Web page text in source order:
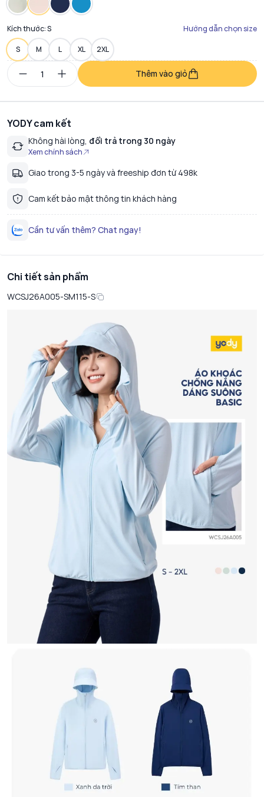
Kích thước:S Hướng dẫn chọn size
S M L XL 2XL
Thêm vào giỏ
YODY cam kết
Không hài lòng, đổi trả trong 30 ngày
Xem chính sách
Giao trong 3-5 ngày và freeship đơn từ 498k
Cam kết bảo mật thông tin khách hàng
Cần tư vấn thêm? Chat ngay!
Chi tiết sản phẩm
WCSJ26A005-SM115-S